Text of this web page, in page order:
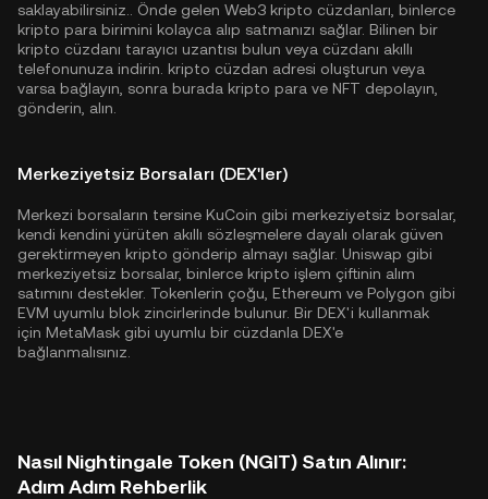
saklayabilirsiniz.. Önde gelen Web3 kripto cüzdanları, binlerce
kripto para birimini kolayca alıp satmanızı sağlar. Bilinen bir
kripto cüzdanı tarayıcı uzantısı bulun veya cüzdanı akıllı
telefonunuza indirin. kripto cüzdan adresi oluşturun veya
varsa bağlayın, sonra burada kripto para ve NFT depolayın,
gönderin, alın.
Merkeziyetsiz Borsaları (DEX'ler)
Merkezi borsaların tersine KuCoin gibi merkeziyetsiz borsalar,
kendi kendini yürüten akıllı sözleşmelere dayalı olarak güven
gerektirmeyen kripto gönderip almayı sağlar. Uniswap gibi
merkeziyetsiz borsalar, binlerce kripto işlem çiftinin alım
satımını destekler. Tokenlerin çoğu, Ethereum ve Polygon gibi
EVM uyumlu blok zincirlerinde bulunur. Bir DEX'i kullanmak
için MetaMask gibi uyumlu bir cüzdanla DEX'e
bağlanmalısınız.
Nasıl Nightingale Token (NGIT) Satın Alınır:
Adım Adım Rehberlik